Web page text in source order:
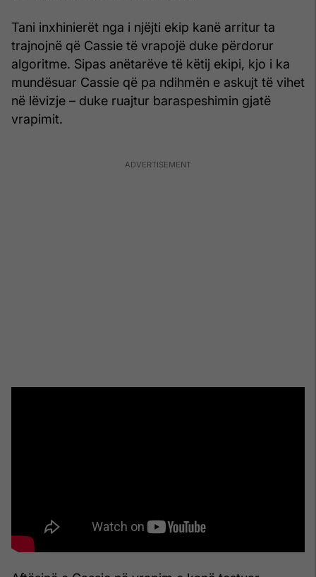
Tani inxhinierët nga i njëjti ekip kanë arritur ta
trajnojnë që Cassie të vrapojë duke përdorur
algoritme. Sipas anëtarëve të këtij ekipi, kjo i ka
mundësuar Cassie që pa ndihmën e askujt të vihet
në lëvizje – duke ruajtur baraspeshimin gjatë
vrapimit.